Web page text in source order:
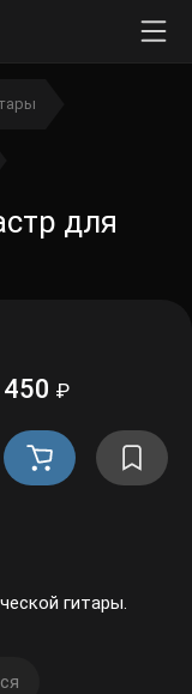
для
450 ₽
гитары.